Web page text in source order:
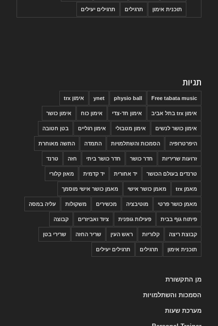
תוכנית אימון תרגילים תרגילים יעילים
תגיות
Free tabata music
physio ball
ynet אימון trx
אימון trx בתל אביב אימון חד-צדי אימון כוח אימון כושר
אימון כושר לנשים אימון מטבולי אימון רגליים בטן חטובה
היפרטרופיה הסמכות והשתלמויות התמדה התשה מאוחרת
זרועות שריריות חדר כושר חדר כושר ביתי חזה טרנד
טרנדים בעולם הכושר יד אחורית יד קדמית מאזן קלורי
מאמן trx מאמן כושר אישי מאמן כושר אישי מוסמך
מאמן כושר פרטי מוטיבציה מכשירים משקולות עליה במסה
פיתוח גוף בבית פעילות גופנית ציוד ואביזרים קבוצה
קבוצת ריצה קלוריות ראש העין שריר החזה שרירי בטן
תוכנית אימון תרגילים תרגילים יעילים
מן התקשורת
הסמכות והשתלמויות
מערכת שעות